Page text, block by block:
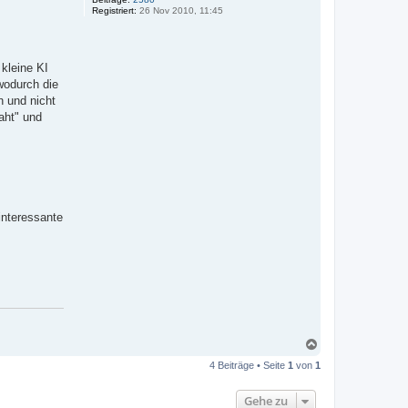
Registriert: 26 Nov 2010, 11:45
KI
die
und nicht
und
c
4 Beiträge • Seite 1 von 1
Gehe zu